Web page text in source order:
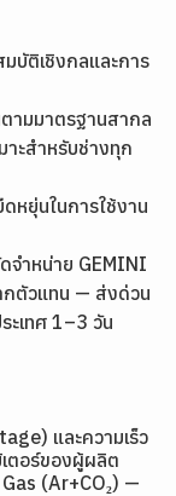
บัติเชิงกลและการ
ามมาตรฐานสากล
าะสำหรับช่างทุก
หยุ่นในการใช้งาน
จำหน่าย GEMINI
กตัวแทน — ส่งด่วน
ะเทศ 1–3 วัน
และความเร็ว
ตอร์ของผู้ผลิต
(Ar+CO₂) —